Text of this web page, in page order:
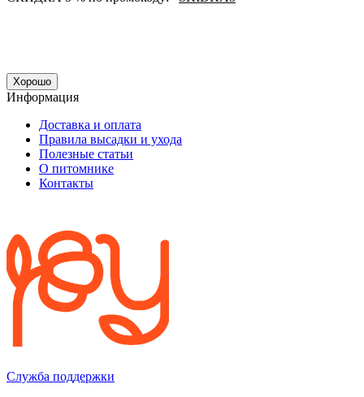
Хорошо
Информация
Доставка и оплата
Правила высадки и ухода
Полезные статьи
О питомнике
Контакты
Служба поддержки